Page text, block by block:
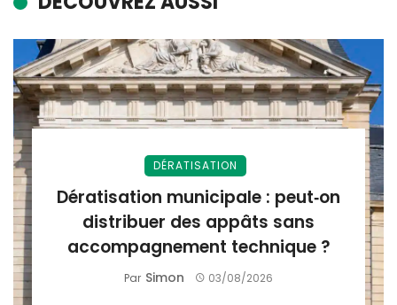
DÉRATISATION
Dératisation municipale : peut‑on
distribuer des appâts sans
accompagnement technique ?
Par Simon 03/08/2026